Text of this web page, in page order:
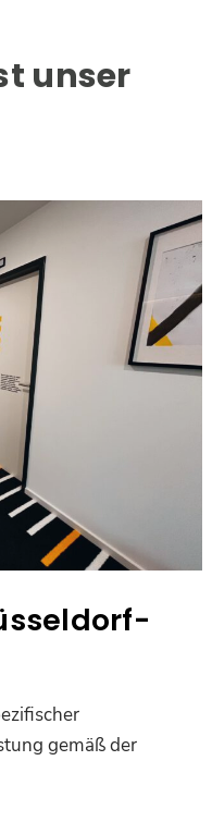
unser
gemäß der